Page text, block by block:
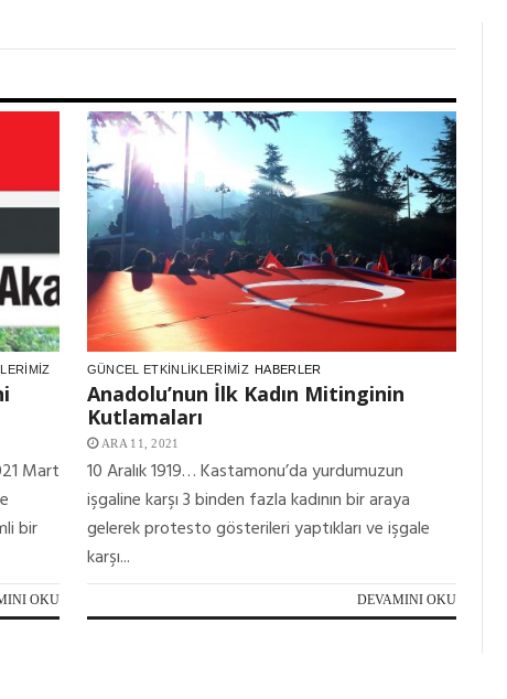
Mart
bir
OKU
GÜNCEL ETKINLIKLERIMIZ HABERLER
Anadolu’nun İlk Kadın Mitinginin
Kutlamaları
ARA 11, 2021
10 Aralık 1919… Kastamonu’da yurdumuzun
işgaline karşı 3 binden fazla kadının bir araya
gelerek protesto gösterileri yaptıkları ve işgale
karşı...
DEVAMINI OKU